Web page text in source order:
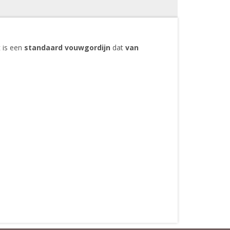
is een standaard vouwgordijn dat van